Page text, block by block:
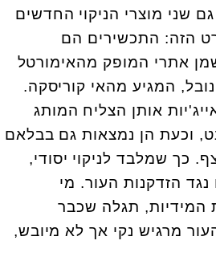
שני מוצרי הניקוי החדשים
הזה: התכשירים הם
אתרי המופק מהאימורטל
המגיע מהאי קוריסקה.
אותן הצליח המותג
וכעת הן נמצאות גם בבלאם
כך שמלבד לניקוי יסודי,
הזדקנות העור. מי
המידיות, תגלה שכבר
מרגיש נקי אך לא מיובש,